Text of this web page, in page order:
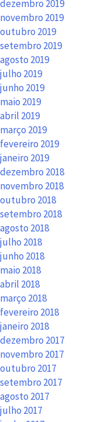
dezembro 2019
novembro 2019
outubro 2019
setembro 2019
agosto 2019
julho 2019
junho 2019
maio 2019
abril 2019
março 2019
fevereiro 2019
janeiro 2019
dezembro 2018
novembro 2018
outubro 2018
setembro 2018
agosto 2018
julho 2018
junho 2018
maio 2018
abril 2018
março 2018
fevereiro 2018
janeiro 2018
dezembro 2017
novembro 2017
outubro 2017
setembro 2017
agosto 2017
julho 2017